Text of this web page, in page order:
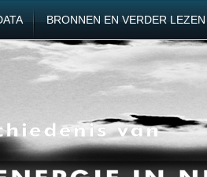
BRONNEN EN VERDER LEZEN